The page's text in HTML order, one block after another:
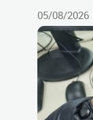
05/08/2026